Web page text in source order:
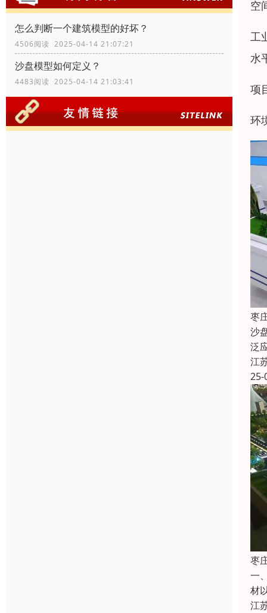
怎么判断一个建筑模型的好坏？
4506阅读 2025-04-14 21:07:21
沙盘模型如何定义？
4483阅读 2025-04-14 21:03:41
空
工
水
项
环
枣
沙
泛
江
25-
枣
一
材
江